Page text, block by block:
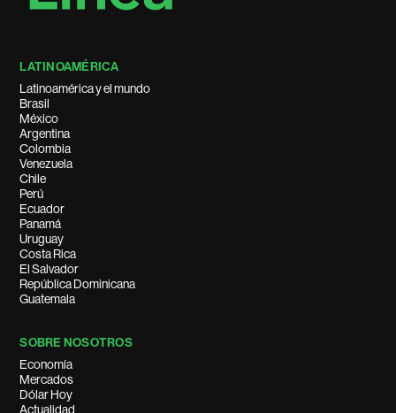
LATINOAMÉRICA
Latinoamérica y el mundo
Brasil
México
Argentina
Colombia
Venezuela
Chile
Perú
Ecuador
Panamá
Uruguay
Costa Rica
El Salvador
República Dominicana
Guatemala
SOBRE NOSOTROS
Economía
Mercados
Dólar Hoy
Actualidad